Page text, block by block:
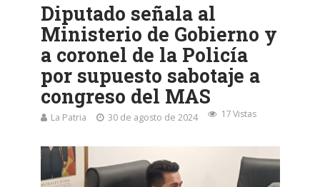
Diputado señala al
Ministerio de Gobierno y
a coronel de la Policía
por supuesto sabotaje a
congreso del MAS
La Patria 30 de agosto de 2024 17 Vistas